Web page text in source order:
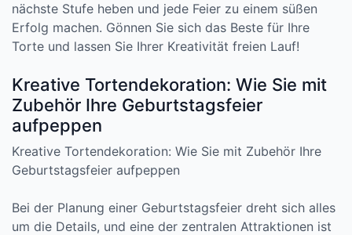
nächste Stufe heben und jede Feier zu einem süßen
Erfolg machen. Gönnen Sie sich das Beste für Ihre
Torte und lassen Sie Ihrer Kreativität freien Lauf!
Kreative Tortendekoration: Wie Sie mit
Zubehör Ihre Geburtstagsfeier
aufpeppen
Kreative Tortendekoration: Wie Sie mit Zubehör Ihre
Geburtstagsfeier aufpeppen
Bei der Planung einer Geburtstagsfeier dreht sich alles
um die Details, und eine der zentralen Attraktionen ist